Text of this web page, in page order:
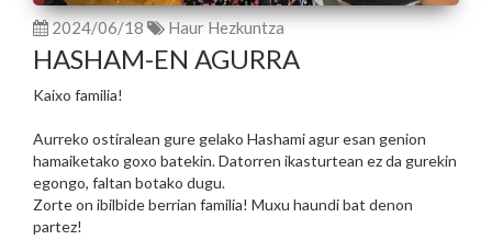
2024/06/18 Haur Hezkuntza
HASHAM-EN AGURRA
Kaixo familia!
Aurreko ostiralean gure gelako Hashami agur esan genion
hamaiketako goxo batekin. Datorren ikasturtean ez da gurekin
egongo, faltan botako dugu.
Zorte on ibilbide berrian familia! Muxu haundi bat denon
partez!